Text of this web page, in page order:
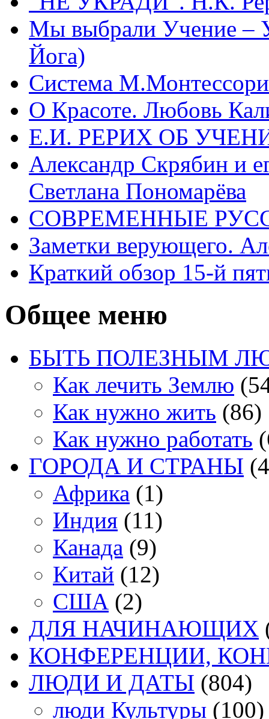
Мы выбрали Учение –
Йога)
Система М.Монтессори
О Красоте. Любовь
Е.И. РЕРИХ ОБ
Александр Скрябин и
Светлана Пономарёва
СОВРЕМЕННЫЕ
Заметки верующего.
Краткий обзор 15-й
Общее меню
БЫТЬ ПОЛЕЗНЫМ
Как лечить Землю
Как нужно жить (86)
Как нужно работать
ГОРОДА И СТРАНЫ
Африка (1)
Индия (11)
Канада (9)
Китай (12)
США (2)
ДЛЯ НАЧИНАЮЩИХ
КОНФЕРЕНЦИИ,
ЛЮДИ И ДАТЫ (804)
люди Культуры (100)